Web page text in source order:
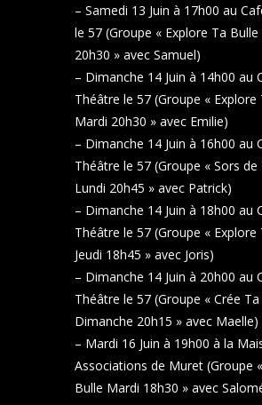
– Samedi 13 Juin à 17h00 au
le 57 (Groupe « Explore Ta
20h30 » avec Samuel)
– Dimanche 14 Juin à 14h00 au
Théâtre le 57 (Groupe « Explore
Mardi 20h30 » avec Emilie)
– Dimanche 14 Juin à 16h00 au
Théâtre le 57 (Groupe « Sors de
Lundi 20h45 » avec Patrick)
– Dimanche 14 Juin à 18h00 au
Théâtre le 57 (Groupe « Explore
Jeudi 18h45 » avec Joris)
– Dimanche 14 Juin à 20h00 au
Théâtre le 57 (Groupe « Crée
Dimanche 20h15 » avec Maelle)
– Mardi 16 Juin à 19h00 à la
Associations de Muret (Groupe
Bulle Mardi 18h30 » avec